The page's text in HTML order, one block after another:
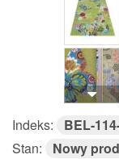
Indeks:
BEL-
Stan:
Nowy